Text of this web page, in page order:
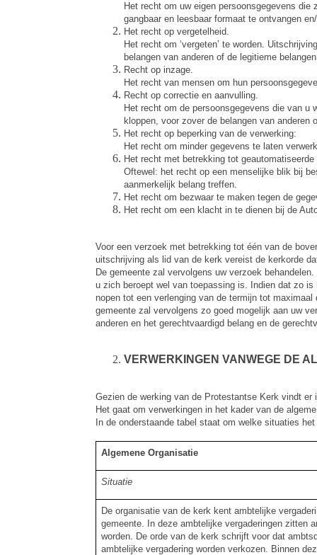
Het recht om uw eigen persoonsgegevens
gangbaar en leesbaar formaat te ontvangen
Het recht op vergetelheid.
Het recht om ‘vergeten’ te worden.
belangen van anderen of de legitieme
Recht op inzage.
Het recht van mensen om hun
Recht op correctie en aanvulling.
Het recht om de persoonsgegevens die van u
kloppen, voor zover de belangen van
Het recht op beperking van de verwerking:
Het recht om minder gegevens te laten
Het recht met betrekking tot
Oftewel: het recht op een menselijke blik bij
aanmerkelijk belang treffen.
Het recht om bezwaar te maken tegen de
Het recht om een klacht in te dienen bij de
Voor een verzoek met betrekking tot één van de
uitschrijving als lid van de kerk vereist de kerkorde
De gemeente zal vervolgens uw verzoek
u zich beroept wel van toepassing is. Indien dat zo
nopen tot een verlenging van de termijn tot
gemeente zal vervolgens zo goed mogelijk aan uw
anderen en het gerechtvaardigd belang en de
VERWERKINGEN VANWEGE DE
Gezien de werking van de Protestantse Kerk vindt
Het gaat om verwerkingen in het kader van de
In de onderstaande tabel staat om welke situaties
Algemene Organisatie
Situatie
De organisatie van de kerk kent ambtelijke
gemeente. In deze ambtelijke vergaderingen zitten
worden. De orde van de kerk schrijft voor dat
ambtelijke vergadering worden verkozen. Binnen